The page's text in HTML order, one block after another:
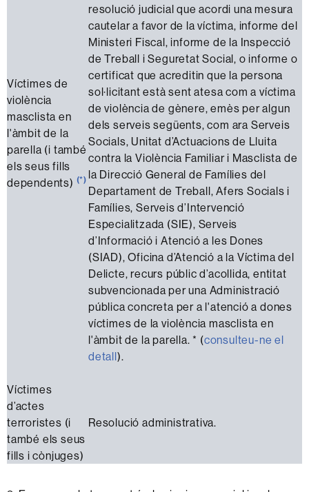
Víctimes de
violència
masclista en
l'àmbit de la
parella (i també
els seus fills
dependents) (*)
resolució judicial que acordi una mesura
cautelar a favor de la víctima, informe del
Ministeri Fiscal, informe de la Inspecció
de Treball i Seguretat Social, o informe o
certificat que acreditin que la persona
sol·licitant està sent atesa com a víctima
de violència de gènere, emès per algun
dels serveis següents, com ara Serveis
Socials, Unitat d’Actuacions de Lluita
contra la Violència Familiar i Masclista de
la Direcció General de Famílies del
Departament de Treball, Afers Socials i
Famílies, Serveis d’Intervenció
Especialitzada (SIE), Serveis
d’Informació i Atenció a les Dones
(SIAD), Oficina d’Atenció a la Víctima del
Delicte, recurs públic d’acollida, entitat
subvencionada per una Administració
pública concreta per a l'atenció a dones
víctimes de la violència masclista en
l'àmbit de la parella. * (consulteu-ne el
detall).
Víctimes
d’actes
terroristes (i
també els seus
fills i cònjuges)
Resolució administrativa.